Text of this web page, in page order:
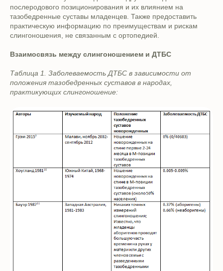
послеродового позиционирования и их влиянием на
тазобедренные суставы младенцев. Также предоставить
практическую информацию по преимуществам и рискам
слингоношения, не связанным с ортопедией.
Взаимосвязь между слингоношением и ДТБС
Таблица 1. Заболеваемость ДТБС в зависимости от
положения тазобедренных суставов в народах,
практикующих слингоношение: